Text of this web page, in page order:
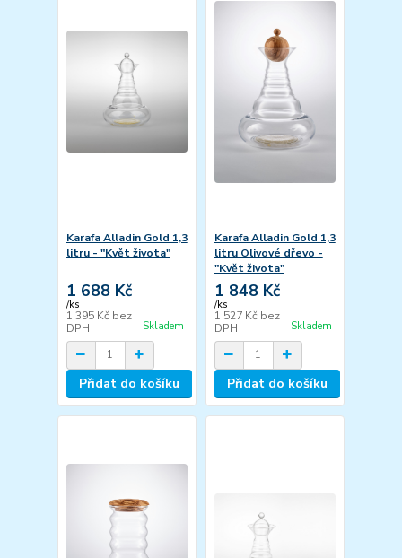
Karafa Alladin Gold 1,3
litru - "Květ života"
1 688 Kč
/ks
1 395 Kč bez
DPH
Skladem
Přidat do košíku
Karafa Alladin Gold 1,3
litru Olivové dřevo -
"Květ života"
1 848 Kč
/ks
1 527 Kč bez
DPH
Skladem
Přidat do košíku